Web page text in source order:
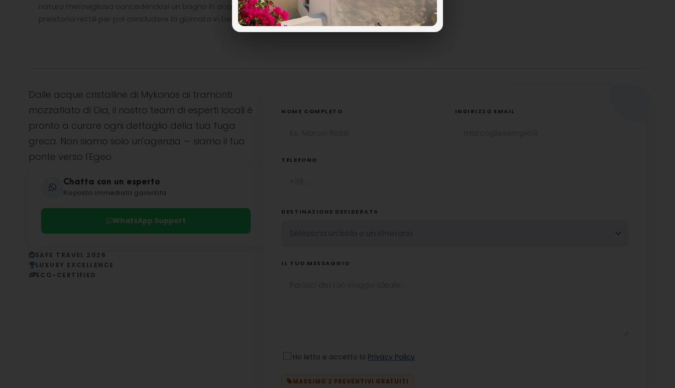
natura meravigliosa concedendosi un bagno in acque limpide e se fortunati entrare in contatto con i
preistorici rettili per poi concludere la giornata in bellezza sotto le stelle di Zante.
Dalle acque cristalline di Mykonos ai tramonti
mozzafiato di Oia, il nostro team di esperti locali è
pronto a curare ogni dettaglio della tua fuga
greca. Non siamo solo un'agenzia — siamo il tuo
ponte verso l'Egeo.
Chatta con un esperto
Risposta immediata garantita
WhatsApp Support
SAFE TRAVEL 2026
LUXURY EXCELLENCE
ECO-CERTIFIED
NOME COMPLETO INDIRIZZO EMAIL
TELEFONO
DESTINAZIONE DESIDERATA
IL TUO MESSAGGIO
Ho letto e accetto la Privacy Policy
MASSIMO 2 PREVENTIVI GRATUITI